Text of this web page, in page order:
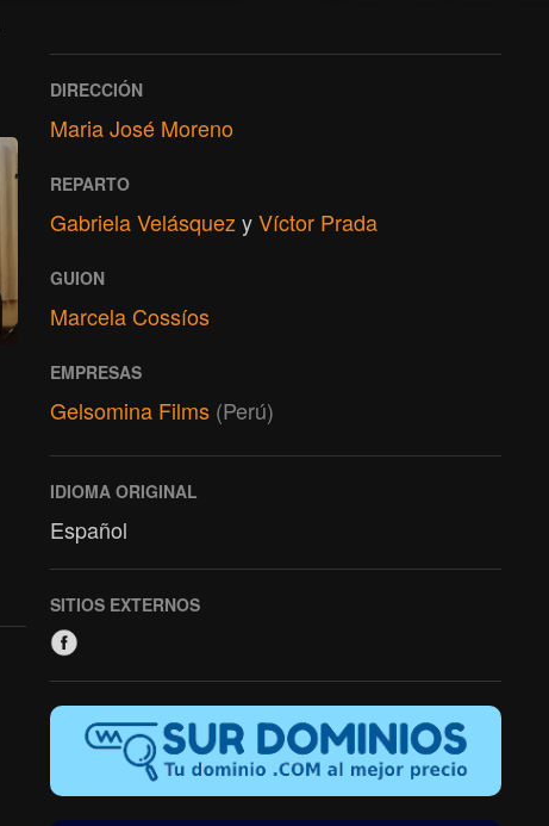
DIRECCIÓN
Maria José Moreno
REPARTO
Gabriela Velásquez yVíctor Prada
GUION
Marcela Cossíos
EMPRESAS
Gelsomina Films (Perú)
IDIOMA ORIGINAL
Español
SITIOS EXTERNOS